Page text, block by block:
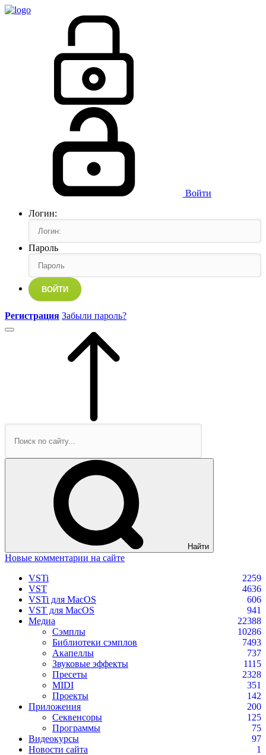
Войти
Логин:
Пароль
ВОЙТИ
Регистрация Забыли пароль?
Найти
Новые комментарии на сайте
VSTi
2259
VST
4636
VSTi для MacOS
606
VST для MacOS
941
Медиа
22388
Сэмплы
10286
Библиотеки сэмплов
7493
Акапеллы
737
Звуковые эффекты
1115
Пресеты
2328
MIDI
351
Проекты
142
Приложения
200
Секвенсоры
125
Программы
75
Видеокурсы
97
Новости сайта
1